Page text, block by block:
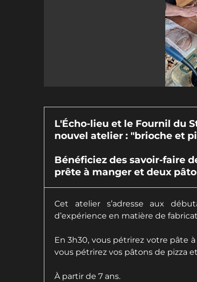
L'Écho-lieu et le Fournil du
nouvel atelier : "brioche et
Bénéficiez des savoir-faire
prête à manger et deux
Cet atelier s’adresse aux
d’expérience en matière de
En 3h30, vous pétrirez votre pâte
vous pétrirez vos pâtons de pizza
À partir de 7 ans.